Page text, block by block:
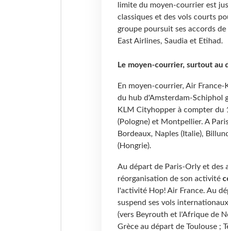
limite du moyen-courrier est
classiques et des vols courts
groupe poursuit ses accords
East Airlines, Saudia et Etihad.
Le moyen-courrier, surtout au
En moyen-courrier, Air France-
du hub d'Amsterdam-Schiphol
KLM Cityhopper à compter du
(Pologne) et Montpellier. A
Bordeaux, Naples (Italie),
(Hongrie).
Au départ de Paris-Orly et des
réorganisation de son activité
l'activité Hop! Air France. Au
suspend ses vols
(vers Beyrouth et l'Afrique de
Grèce au départ de Toulouse ;